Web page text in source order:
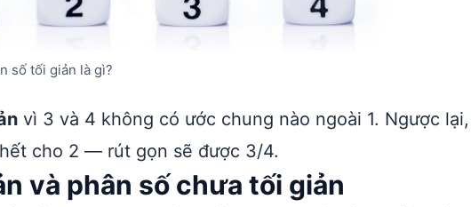
số tối giản là gì?
vì 3 và 4 không có ước chung nào ngoài 1. Ngược lại,
cho 2 — rút gọn sẽ được 3/4.
và phân số chưa tối giản